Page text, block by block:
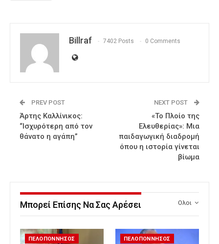
Billraf 7402 Posts 0 Comments
PREV POST
Άρτης Καλλίνικος:
“Ισχυρότερη από τον
θάνατο η αγάπη”
NEXT POST
«Το Πλοίο της
Ελευθερίας»: Μια
παιδαγωγική διαδρομή
όπου η ιστορία γίνεται
βίωμα
Ολοι
Μπορεί Επίσης Να Σας Αρέσει
ΠΕΛΟΠΟΝΝΗΣΟΣ ΠΕΛΟΠΟΝΝΗΣΟΣ